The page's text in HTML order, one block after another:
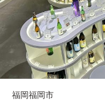
福岡福岡市